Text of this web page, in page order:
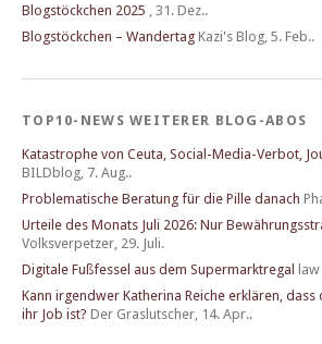
Blogstöckchen 2025
31. Dez..
Blogstöckchen – Wandertag Kazi's Blog 5. Feb..
TOP10-NEWS WEITERER BLOG-ABOS
Katastrophe von Ceuta, Social-Media-Verbot,
BILDblog 7. Aug..
Problematische Beratung für die Pille danach
Urteile des Monats Juli 2026: Nur
Volksverpetzer 29. Juli.
Digitale Fußfessel aus dem Supermarktregal
Kann irgendwer Katherina Reiche erklären,
ihr Job ist? Der Graslutscher 14. Apr..